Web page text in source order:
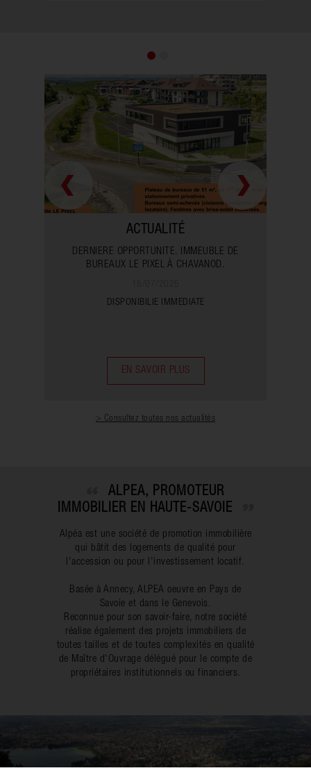
ACTUALITÉ
DERNIÈRE OPPORTUNITÉ. IMMEUBLE DE
BUREAUX LE PIXEL À CHAVANOD.
DISPONIBILIE IMMEDIATE
EN SAVOIR PLUS
> Consultez toutes nos actualités
ALPEA, PROMOTEUR
IMMOBILIER EN HAUTE-SAVOIE
Alpéa est une société de promotion immobilière
qui bâtit des logements de qualité pour
l'accession ou pour l'investissement locatif.
Basée à Annecy, ALPEA oeuvre en Pays de
Savoie et dans le Genevois.
Reconnue pour son savoir-faire, notre société
réalise également des projets immobiliers de
toutes tailles et de toutes complexités en qualité
de Maître d'Ouvrage délégué pour le compte de
propriétaires institutionnels ou financiers.